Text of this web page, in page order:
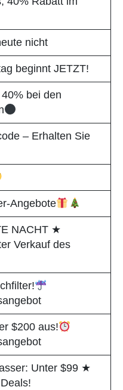
nicht
beginnt JETZT!
bei den
– Erhalten Sie
Angebote
NACHT ★
Verkauf des
$200 aus!
Unter $99 ★